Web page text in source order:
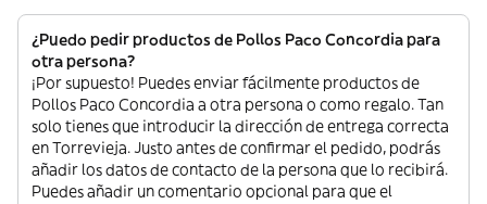
¿Puedo pedir productos de Pollos Paco Concordia para
otra persona?
¡Por supuesto! Puedes enviar fácilmente productos de
Pollos Paco Concordia a otra persona o como regalo. Tan
solo tienes que introducir la dirección de entrega correcta
en Torrevieja. Justo antes de confirmar el pedido, podrás
añadir los datos de contacto de la persona que lo recibirá.
Puedes añadir un comentario opcional para que el